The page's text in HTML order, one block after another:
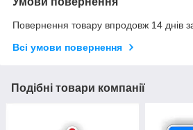
Повернення товару впродовж 14 днів
Всі умови повернення
Подібні товари компанії